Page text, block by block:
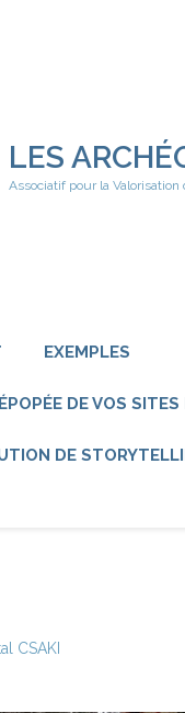
LES
Associatif pour la
EXEMPLES
DE VOS
DE
CSAKI